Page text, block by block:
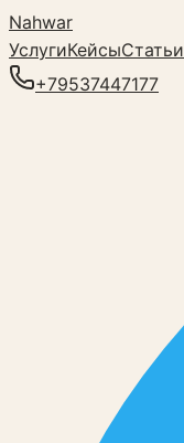
Nahwar
УслугиКейсыСтатьи
+79537447177